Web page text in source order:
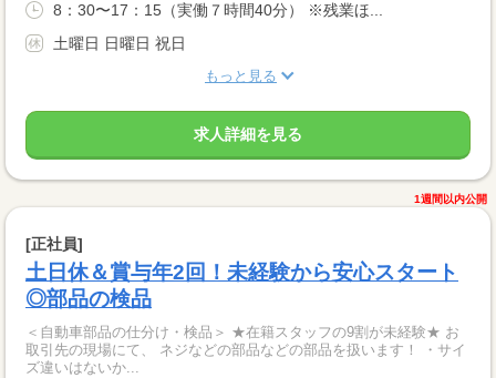
8：30〜17：15（実働７時間40分） ※残業ほ...
土曜日 日曜日 祝日
もっと見る
求人詳細を見る
1週間以内公開
[正社員]
土日休＆賞与年2回！未経験から安心スタート
◎部品の検品
＜自動車部品の仕分け・検品＞ ★在籍スタッフの9割が未経験★ お
取引先の現場にて、 ネジなどの部品などの部品を扱います！ ・サイ
ズ違いはないか...